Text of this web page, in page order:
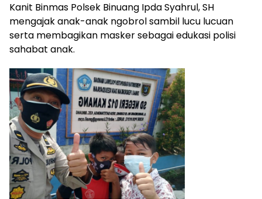
Kanit Binmas Polsek Binuang Ipda Syahrul, SH
mengajak anak-anak ngobrol sambil lucu lucuan
serta membagikan masker sebagai edukasi polisi
sahabat anak.